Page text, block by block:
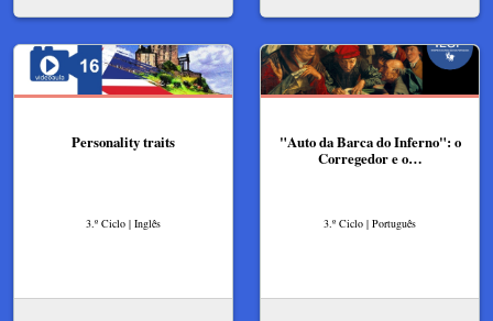
Personality traits
3.º Ciclo | Inglês
"Auto da Barca do Inferno": o
Corregedor e o…
3.º Ciclo | Português